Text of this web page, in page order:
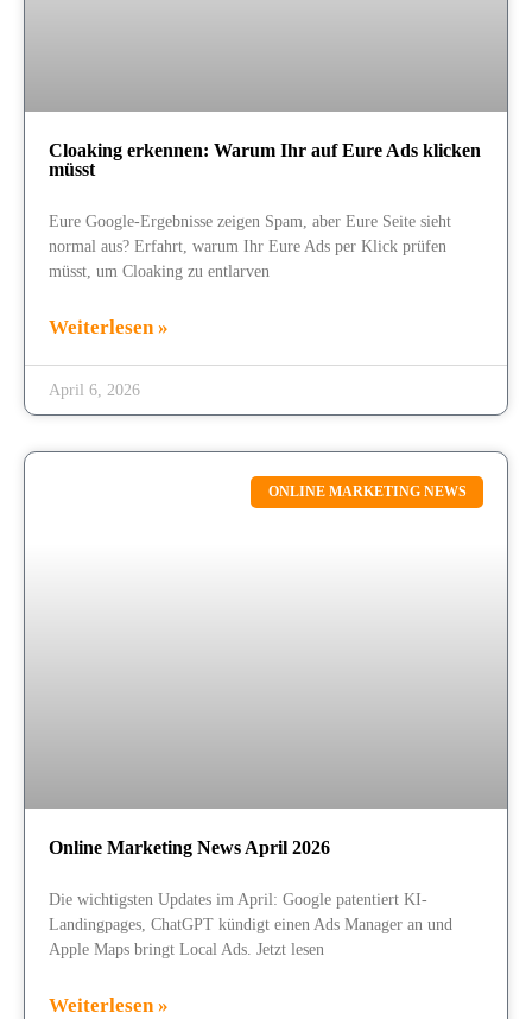
Cloaking erkennen: Warum Ihr auf Eure Ads klicken
müsst
Eure Google-Ergebnisse zeigen Spam, aber Eure Seite sieht
normal aus? Erfahrt, warum Ihr Eure Ads per Klick prüfen
müsst, um Cloaking zu entlarven
Weiterlesen »
April 6, 2026
ONLINE MARKETING NEWS
Online Marketing News April 2026
Die wichtigsten Updates im April: Google patentiert KI-
Landingpages, ChatGPT kündigt einen Ads Manager an und
Apple Maps bringt Local Ads. Jetzt lesen
Weiterlesen »